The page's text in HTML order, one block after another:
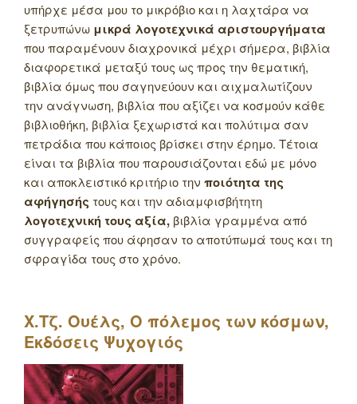
υπήρχε μέσα μου το μικρόβιο και η λαχτάρα να
ξετρυπώνω μικρά λογοτεχνικά αριστουργήματα
που παραμένουν διαχρονικά μέχρι σήμερα, βιβλία
διαφορετικά μεταξύ τους ως προς την θεματική,
βιβλία όμως που σαγηνεύουν και αιχμαλωτίζουν
την ανάγνωση, βιβλία που αξίζει να κοσμούν κάθε
βιβλιοθήκη, βιβλία ξεχωριστά και πολύτιμα σαν
πετράδια που κάποιος βρίσκει στην έρημο. Τέτοια
είναι τα βιβλία που παρουσιάζονται εδώ με μόνο
και αποκλειστικό κριτήριο την ποιότητα της
αφήγησής τους και την αδιαμφισβήτητη
λογοτεχνική τους αξία, βιβλία γραμμένα από
συγγραφείς που άφησαν το αποτύπωμά τους και τη
σφραγίδα τους στο χρόνο.
Χ.Τζ. Ουέλς, Ο πόλεμος των κόσμων,
Εκδόσεις Ψυχογιός